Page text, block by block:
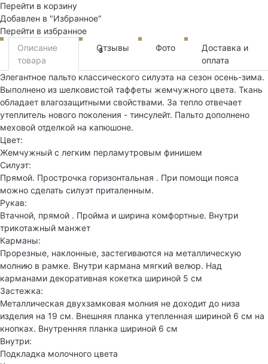
Перейти в корзину
Добавлен в "Избранное"
Перейти в избранное
Описание
товара
Отзывы
3 Фото
Доставка и
оплата
Элегантное пальто классического силуэта на сезон осень-зима.
Выполнено из шелковистой таффеты жемчужного цвета. Ткань
обладает влагозащитными свойствами. За тепло отвечает
утеплитель нового поколения - тинсулейт. Пальто дополнено
меховой отделкой на капюшоне.
Цвет:
Жемчужный с легким перламутровым финишем
Силуэт:
Прямой. Прострочка горизонтальная . При помощи пояса
можно сделать силуэт приталенным.
Рукав:
Втачной, прямой . Пройма и ширина комфортные. Внутри
трикотажный манжет
Карманы:
Прорезные, наклонные, застегиваются на металлическую
молнию в рамке. Внутри кармана мягкий велюр. Над
карманами декоративная кокетка шириной 5 см
Застежка:
Металлическая двухзамковая молния не доходит до низа
изделия на 19 см. Внешняя планка утепленная шириной 6 см на
кнопках. Внутренняя планка шириной 6 см
Внутри:
Подкладка молочного цвета